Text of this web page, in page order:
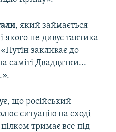
, який займається
якого не дивує тактика
закликає до
саміті Двадцятки...
що російський
ситуацію на сході
тримає все під